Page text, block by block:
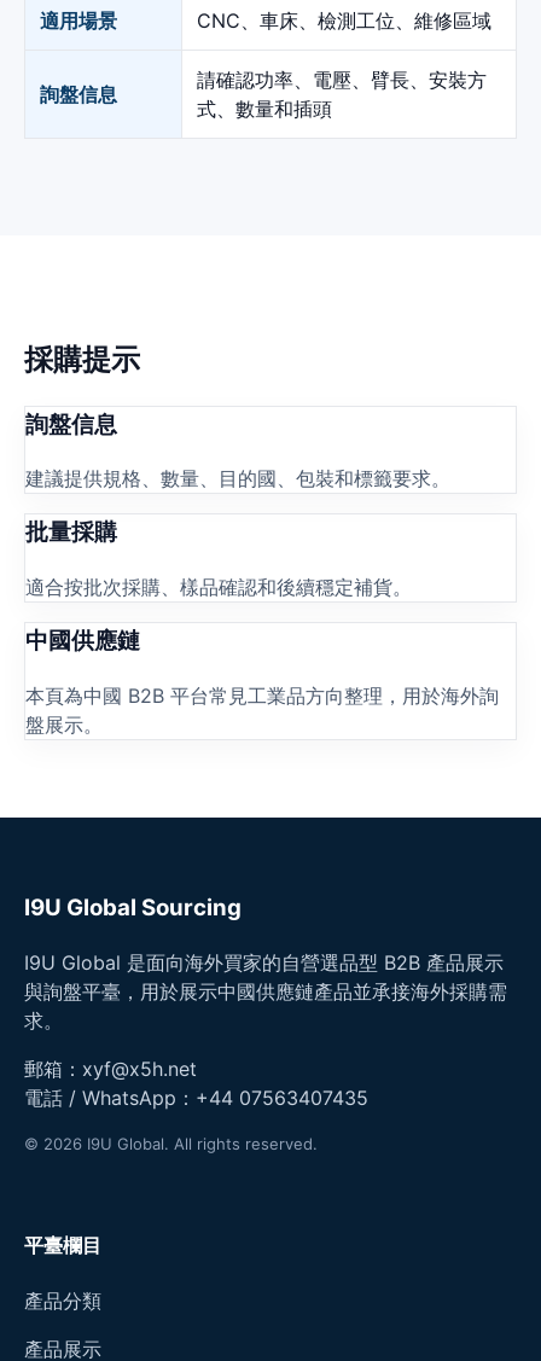
適用場景 CNC、車床、檢測工位、維修區域
詢盤信息
請確認功率、電壓、臂長、安裝方
式、數量和插頭
採購提示
詢盤信息
建議提供規格、數量、目的國、包裝和標籤要求。
批量採購
適合按批次採購、樣品確認和後續穩定補貨。
中國供應鏈
本頁為中國 B2B 平台常見工業品方向整理，用於海外詢
盤展示。
I9U Global Sourcing
I9U Global 是面向海外買家的自營選品型 B2B 產品展示
與詢盤平臺，用於展示中國供應鏈產品並承接海外採購需
求。
郵箱： xyf@x5h.net
電話 / WhatsApp： +44 07563407435
© 2026 I9U Global. All rights reserved.
平臺欄目
產品分類
產品展示